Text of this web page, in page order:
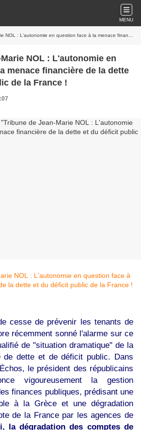
MENU
en question face à la menace financière de la dette et du déficit public de la France !
NOL : L'autonomie en
menace financière de la dette
de la France !
cesse de prévenir les tenants de
récemment sonné l'alarme sur ce
de "situation dramatique" de la
de dette et de déficit public. Dans
le président des républicains
vigoureusement la gestion
finances publiques, prédisant une
à la Grèce et une dégradation
de la France par les agences de
la dégradation des comptes de